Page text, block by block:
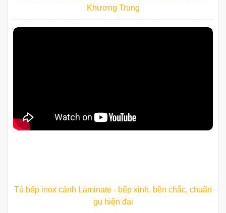
Khương Trung
Tủ bếp inox cánh Laminate - bếp xinh, bền chắc, chuẩn
gu hiện đại